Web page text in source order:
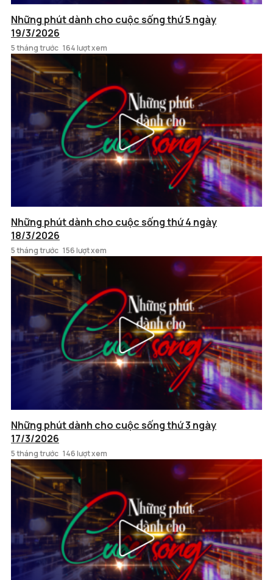
Những phút dành cho cuộc sống thứ 5 ngày
19/3/2026
5 tháng trước 164 lượt xem
Những phút dành cho cuộc sống thứ 4 ngày
18/3/2026
5 tháng trước 156 lượt xem
Những phút dành cho cuộc sống thứ 3 ngày
17/3/2026
5 tháng trước 146 lượt xem